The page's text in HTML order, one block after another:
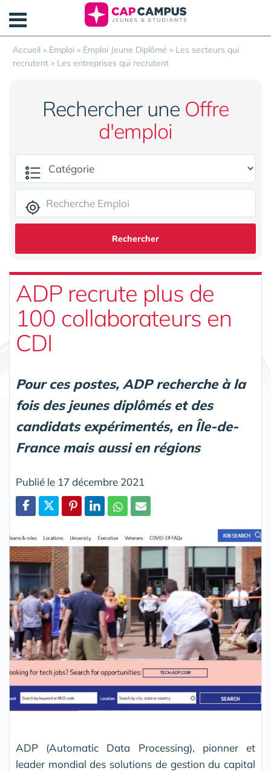
Accueil » Emploi » Emploi Jeune Diplômé » Les secteurs qui
recrutent » Les entreprises qui recrutent
Rechercher une Offre
d'emploi
Rechercher
ADP recrute plus de
100 collaborateurs en
CDI
Pour ces postes, ADP recherche à la
fois des jeunes diplômés et des
candidats expérimentés, en Île-de-
France mais aussi en régions
Publié le 17 décembre 2021
ADP (Automatic Data Processing), pionner et
leader mondial des solutions de gestion du capital
Panneau de gestion des cookies